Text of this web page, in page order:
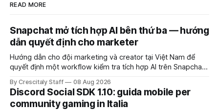
READ MORE
Snapchat mở tích hợp AI bên thứ ba — hướng
dẫn quyết định cho marketer
Hướng dẫn cho đội marketing và creator tại Việt Nam để
quyết định một workflow kiểm tra tích hợp AI trên Snapchat
By Crescitaly Staff 08 Aug 2026
Discord Social SDK 1.10: guida mobile per
community gaming in Italia